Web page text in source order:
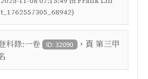
科錄:一卷 ID: 32090 ，頁 第三甲